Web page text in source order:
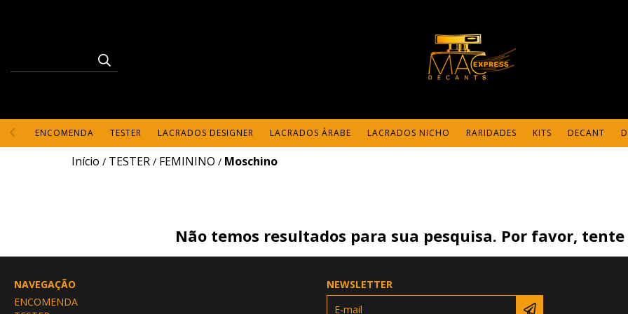
ENCOMENDA TESTER LACRADOS DESIGNER LACRADOS ÁRABE LACRADOS NICHO RARIDADES KITS DECANT
Início / TESTER / FEMININO / Moschino
Não temos resultados para sua pesquisa. Por favor,
NAVEGAÇÃO
ENCOMENDA
NEWSLETTER